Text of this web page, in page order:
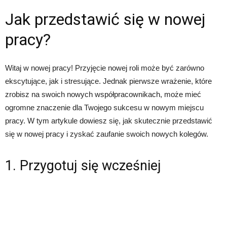
Jak przedstawić się w nowej
pracy?
Witaj w nowej pracy! Przyjęcie nowej roli może być zarówno
ekscytujące, jak i stresujące. Jednak pierwsze wrażenie, które
zrobisz na swoich nowych współpracownikach, może mieć
ogromne znaczenie dla Twojego sukcesu w nowym miejscu
pracy. W tym artykule dowiesz się, jak skutecznie przedstawić
się w nowej pracy i zyskać zaufanie swoich nowych kolegów.
1. Przygotuj się wcześniej